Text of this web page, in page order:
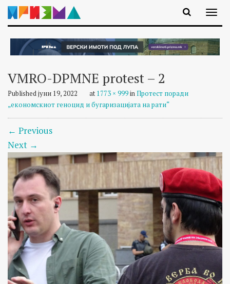
VMRO-DPMNE protest – 2
Publishedјуни 19, 2022 at 1773 × 999inПротест поради
„економскиот геноцид и бугаризацијата на рати“
← Previous
Next →